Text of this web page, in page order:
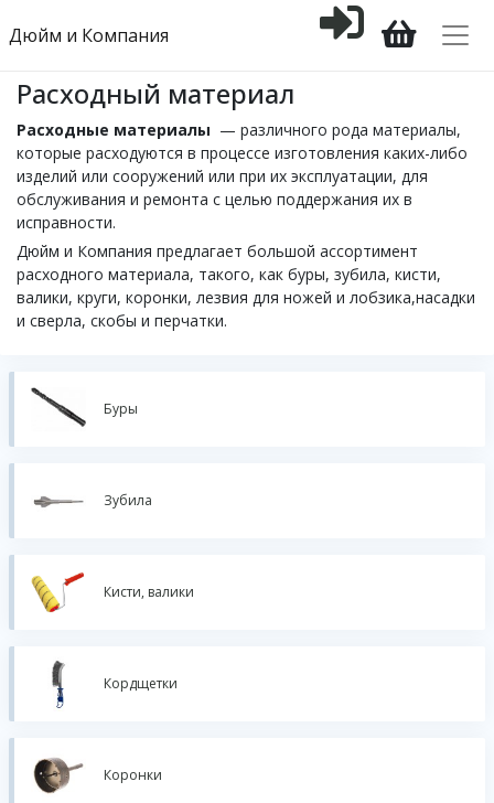
Дюйм и Компания
Расходный материал
Расходные материалы — различного рода материалы,
которые расходуются в процессе изготовления каких-либо
изделий или сооружений или при их эксплуатации, для
обслуживания и ремонта с целью поддержания их в
исправности.
Дюйм и Компания предлагает большой ассортимент
расходного материала, такого, как буры, зубила, кисти,
валики, круги, коронки, лезвия для ножей и лобзика,насадки
и сверла, скобы и перчатки.
Буры
Зубила
Кисти, валики
Кордщетки
Коронки